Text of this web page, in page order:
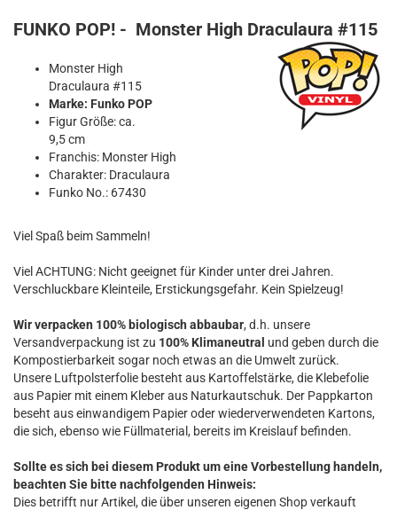
FUNKO POP! - Monster High Draculaura #115
Monster High
Draculaura #115
Marke: Funko POP
Figur Größe: ca.
9,5 cm
Franchis: Monster High
Charakter: Draculaura
Funko No.: 67430
Viel Spaß beim Sammeln!
Viel ACHTUNG: Nicht geeignet für Kinder unter drei Jahren.
Verschluckbare Kleinteile, Erstickungsgefahr. Kein Spielzeug!
Wir verpacken 100% biologisch abbaubar, d.h. unsere
Versandverpackung ist zu 100% Klimaneutral und geben durch die
Kompostierbarkeit sogar noch etwas an die Umwelt zurück.
Unsere Luftpolsterfolie besteht aus Kartoffelstärke, die Klebefolie
aus Papier mit einem Kleber aus Naturkautschuk. Der Pappkarton
beseht aus einwandigem Papier oder wiederverwendeten Kartons,
die sich, ebenso wie Füllmaterial, bereits im Kreislauf befinden.
Sollte es sich bei diesem Produkt um eine Vorbestellung handeln,
beachten Sie bitte nachfolgenden Hinweis:
Dies betrifft nur Artikel, die über unseren eigenen Shop verkauft